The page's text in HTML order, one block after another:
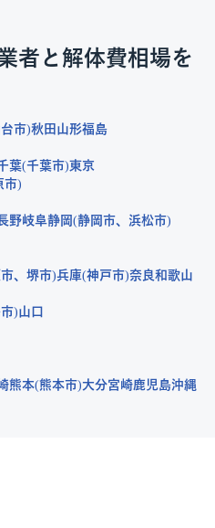
者と解体費相場を
市 秋田 山形福島
葉 千葉市 東京
市
野岐阜静岡 静岡市
浜松市
堺市 兵庫 神戸市 奈良和歌山
山口
熊本 熊本市 大分宮崎鹿児島沖縄